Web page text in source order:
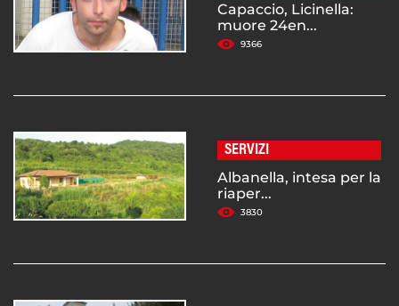
Capaccio, Licinella:
muore 24en...
9366
SERVIZI
Albanella, intesa per la
riaper...
3830